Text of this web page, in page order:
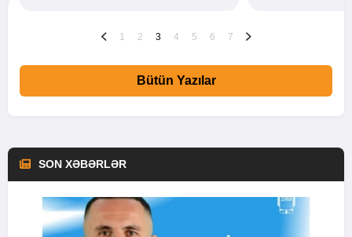
1 2 3 4 5 6 7
Bütün Yazılar
SON XƏBƏRLƏR